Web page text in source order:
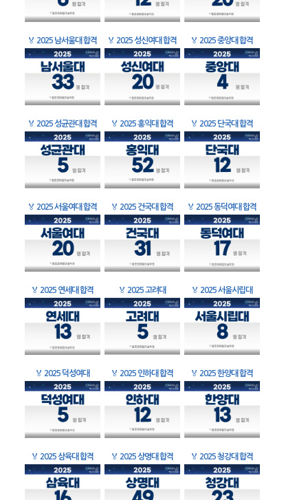
🏅 2025 남서울대 합격 🏅 2025 성신여대 합격 🏅 2025 중앙대 합격
🏅 2025 성균관대 합격 🏅 2025 홍익대 합격 🏅 2025 단국대 합격
🏅 2025 서울여대 합격 🏅 2025 건국대 합격 🏅 2025 동덕여대 합격
🏅 2025 연세대 합격 🏅 2025 고려대 🏅 2025 서울시립대
🏅 2025 덕성여대 🏅 2025 인하대 합격 🏅 2025 한양대 합격
🏅 2025 삼육대 합격 🏅 2025 상명대 합격 🏅 2025 청강대 합격